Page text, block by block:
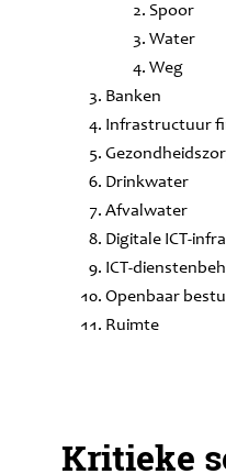
Spoor
Water
Weg
Banken
Infrastructuur
Drinkwater
Afvalwater
Digitale ICT-
ICT-
Openbaar
Ruimte
Kritieke